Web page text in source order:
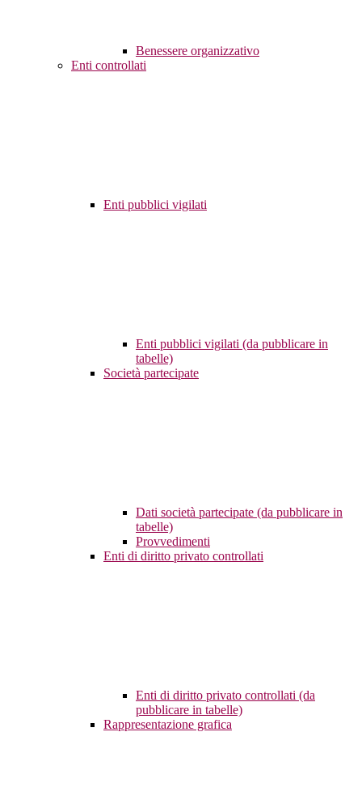
Benessere organizzativo
Enti controllati
Enti pubblici vigilati
Enti pubblici vigilati (da pubblicare in
tabelle)
Società partecipate
Dati società partecipate (da pubblicare in
tabelle)
Provvedimenti
Enti di diritto privato controllati
Enti di diritto privato controllati (da
pubblicare in tabelle)
Rappresentazione grafica